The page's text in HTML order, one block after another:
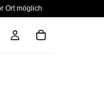
Ort möglich